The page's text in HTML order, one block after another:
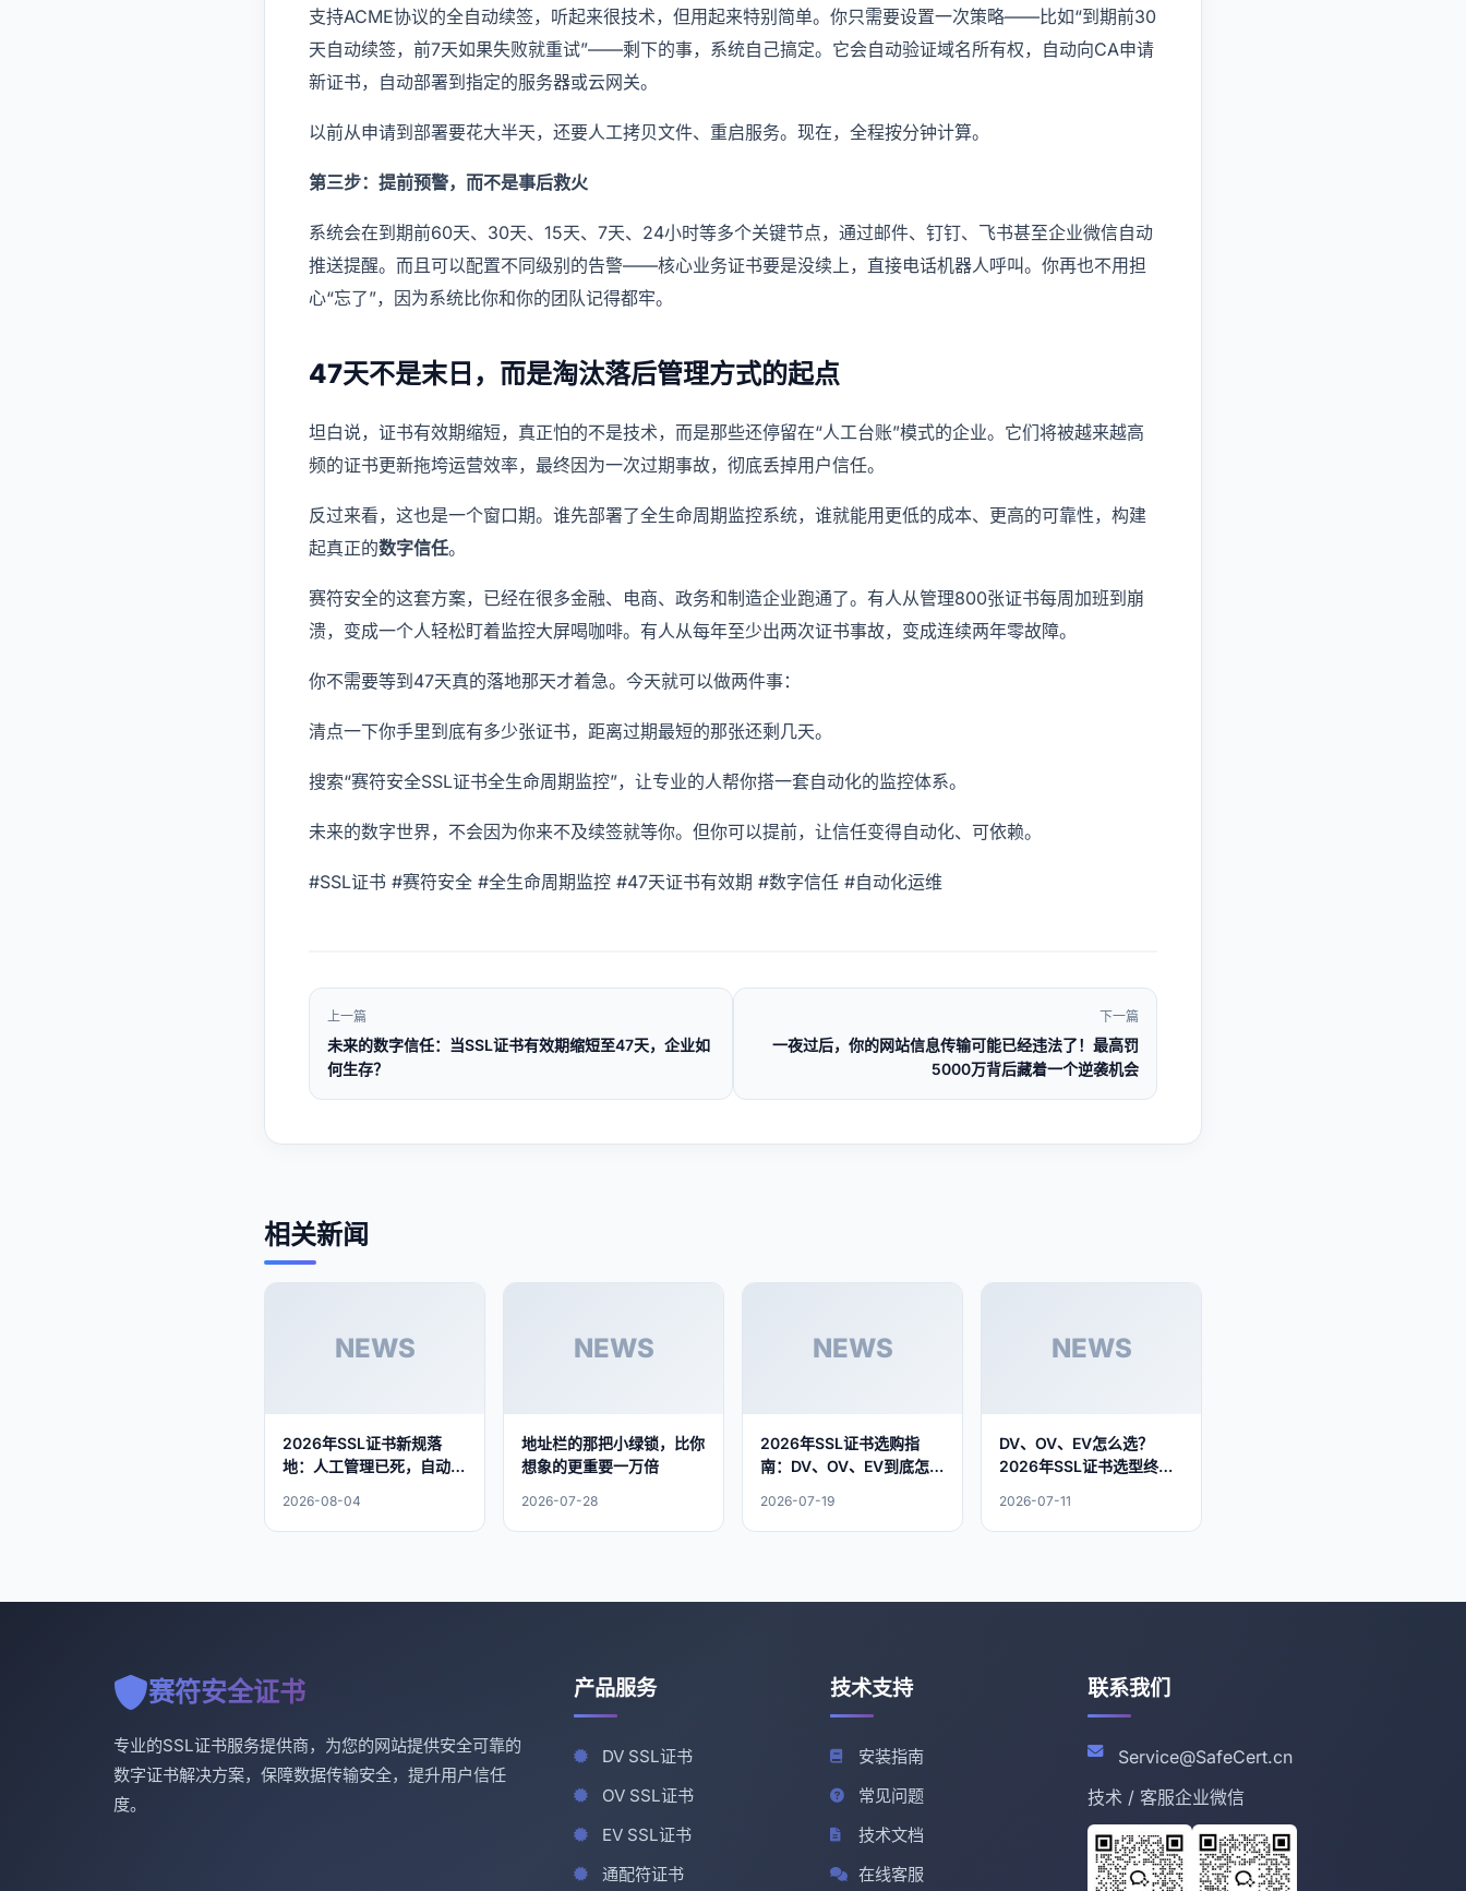
支持ACME协议的全自动续签，听起来很技术，但用起来特别简单。你只需要设置一次策略——比如“到期前30
天自动续签，前7天如果失败就重试”——剩下的事，系统自己搞定。它会自动验证域名所有权，自动向CA申请
新证书，自动部署到指定的服务器或云网关。
以前从申请到部署要花大半天，还要人工拷贝文件、重启服务。现在，全程按分钟计算。
第三步：提前预警，而不是事后救火
系统会在到期前60天、30天、15天、7天、24小时等多个关键节点，通过邮件、钉钉、飞书甚至企业微信自动
推送提醒。而且可以配置不同级别的告警——核心业务证书要是没续上，直接电话机器人呼叫。你再也不用担
心“忘了”，因为系统比你和你的团队记得都牢。
47天不是末日，而是淘汰落后管理方式的起点
坦白说，证书有效期缩短，真正怕的不是技术，而是那些还停留在“人工台账”模式的企业。它们将被越来越高
频的证书更新拖垮运营效率，最终因为一次过期事故，彻底丢掉用户信任。
反过来看，这也是一个窗口期。谁先部署了全生命周期监控系统，谁就能用更低的成本、更高的可靠性，构建
起真正的数字信任。
赛符安全的这套方案，已经在很多金融、电商、政务和制造企业跑通了。有人从管理800张证书每周加班到崩
溃，变成一个人轻松盯着监控大屏喝咖啡。有人从每年至少出两次证书事故，变成连续两年零故障。
你不需要等到47天真的落地那天才着急。今天就可以做两件事：
清点一下你手里到底有多少张证书，距离过期最短的那张还剩几天。
搜索“赛符安全SSL证书全生命周期监控”，让专业的人帮你搭一套自动化的监控体系。
未来的数字世界，不会因为你来不及续签就等你。但你可以提前，让信任变得自动化、可依赖。
#SSL证书 #赛符安全 #全生命周期监控 #47天证书有效期 #数字信任 #自动化运维
上一篇
未来的数字信任：当SSL证书有效期缩短至47天，企业如
何生存？
下一篇
一夜过后，你的网站信息传输可能已经违法了！最高罚
5000万背后藏着一个逆袭机会
相关新闻
NEWS
2026年SSL证书新规落
地：人工管理已死，自动化
2026-08-04
NEWS
地址栏的那把小绿锁，比你
想象的更重要一万倍
2026-07-28
NEWS
2026年SSL证书选购指
南：DV、OV、EV到底怎么
2026-07-19
NEWS
DV、OV、EV怎么选？
2026年SSL证书选型终极
2026-07-11
赛符安全证书
专业的SSL证书服务提供商，为您的网站提供安全可靠的
数字证书解决方案，保障数据传输安全，提升用户信任
度。
产品服务
DV SSL证书
OV SSL证书
EV SSL证书
通配符证书
技术支持
安装指南
常见问题
技术文档
在线客服
联系我们
Service@SafeCert.cn
技术 / 客服企业微信